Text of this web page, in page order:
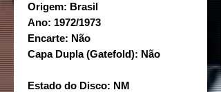
Origem: Brasil
Ano: 1972/1973
Encarte: Não
Capa Dupla (Gatefold): Não
Estado do Disco: NM